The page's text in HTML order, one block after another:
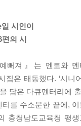
고 싶은데」 중에서
어
시인이
의 시
뻐져』는 멘토와 멘
집은 태동했다. ‘시
담은 다큐멘터리에
를 수소문한 끝에,
충청남도교육청 평